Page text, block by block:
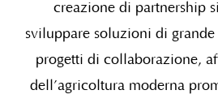
creazione di partnership
sviluppare soluzioni di
progetti di collaborazione,
dell’agricoltura moderna